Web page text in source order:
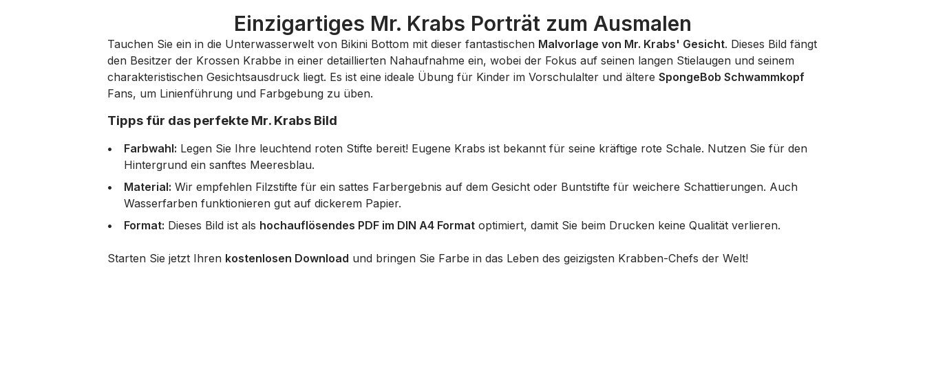
Einzigartiges Mr. Krabs Porträt zum Ausmalen
Tauchen Sie ein in die Unterwasserwelt von Bikini Bottom mit dieser fantastischen Malvorlage von Mr. Krabs' Gesicht. Dieses Bild fängt
den Besitzer der Krossen Krabbe in einer detaillierten Nahaufnahme ein, wobei der Fokus auf seinen langen Stielaugen und seinem
charakteristischen Gesichtsausdruck liegt. Es ist eine ideale Übung für Kinder im Vorschulalter und ältere SpongeBob Schwammkopf
Fans, um Linienführung und Farbgebung zu üben.
Tipps für das perfekte Mr. Krabs Bild
Farbwahl: Legen Sie Ihre leuchtend roten Stifte bereit! Eugene Krabs ist bekannt für seine kräftige rote Schale. Nutzen Sie für den
Hintergrund ein sanftes Meeresblau.
Material: Wir empfehlen Filzstifte für ein sattes Farbergebnis auf dem Gesicht oder Buntstifte für weichere Schattierungen. Auch
Wasserfarben funktionieren gut auf dickerem Papier.
Format: Dieses Bild ist als hochauflösendes PDF im DIN A4 Format optimiert, damit Sie beim Drucken keine Qualität verlieren.
Starten Sie jetzt Ihren kostenlosen Download und bringen Sie Farbe in das Leben des geizigsten Krabben-Chefs der Welt!